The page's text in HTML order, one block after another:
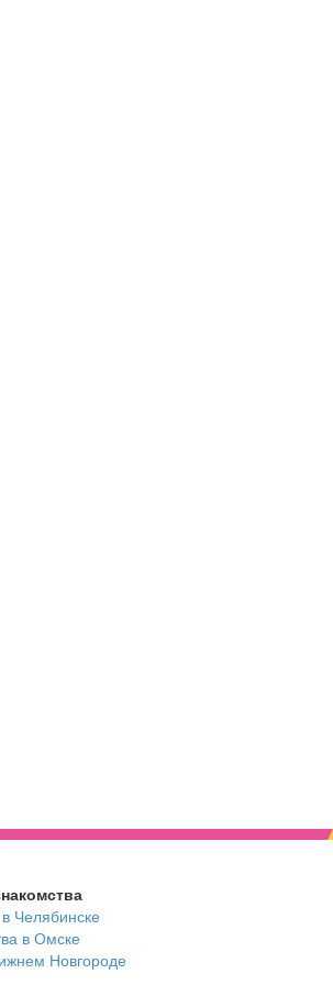
Челябинске
в Омске
Новгороде